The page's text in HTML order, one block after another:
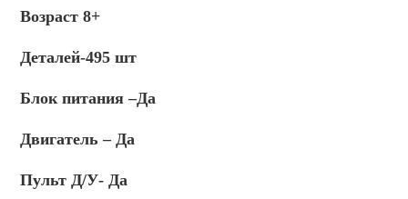
Возраст 8+
Деталей-495 шт
Блок питания –Да
Двигатель – Да
Пульт Д/У- Да